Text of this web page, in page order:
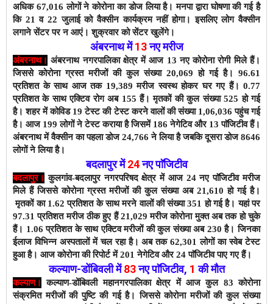
अधिक 67,016 लोगों ने कोरोना का डोज लिया है। मनपा द्वारा घोषणा की गई है
कि 21 व 22 जुलाई को वैक्सीन कार्यक्रम नहीं होगा। इसलिए लोग वैक्सीन
लगाने सेंटर पर न आएं। शुक्रवार को सेंटर खुलेंगे।
अंबरनाथ में13नए मरीज
अंबरनाथ। अंबरनाथ नगरपालिका क्षेत्र में आज 13 नए कोरोना रोगी मिले हैं।
जिससे कोरोना ग्रस्त मरीजों की कुल संख्या 20,069 हो गई है। 96.61
प्रतिशत के साथ आज तक 19,389 मरीज स्वस्थ होकर घर गए हैं। 0.77
प्रतिशत के साथ एक्टिव रोग अब 155 हैं।मृतकों की कुल संख्या 525 हो गई
है। शहर में कोविड 19 टेस्ट की टेस्ट करने वालों की संख्या 1,06,036 पहुंच गई
है। आज 199 लोगों ने टेस्ट कराया है जिसमें 186 नेगेटिव और 13 पाॅजिटीव हैं।
अंबरनाथ में वैक्सीन का पहला डोज 24,766 ने लिया है जबकि दूसरा डोज 8646
लोगों ने लिया है।
बदलापुर में24नए पाॅजिटीव
बदलापुर। कुलगांव-बदलापुर नगरपरिषद क्षेत्र में आज 24 नए पाॅजिटीव मरीज
मिले हैं जिससे कोरोना ग्रस्त मरीजों की कुल संख्या अब 21,610 हो गई है।
मृतकों का 1.62 प्रतिशत के साथ मरने वालों की संख्या 351 हो गई है। यहां पर
97.31 प्रतिशत मरीज ठीक हुए हैं 21,029 मरीज कोरोना मुक्त अब तक हो चुके
हैं। 1.06 प्रतिशत के साथ एक्टिव मरीजों की कुल संख्या अब 230 है। जिनका
ईलाज विभिन्न अस्पतालों में चल रहा है। अब तक 62,301 लोगों का स्वेब टेस्ट
हुआ है। आज कोरोना की रिपोर्ट में 201 नेगेटिव और 24 पाॅजिटीव पाए गए हैं।
कल्याण-डोंबिवलीमें 83नएपाॅजिटीव, 1 की मौत
कल्याण।
कल्याण-डोंबिवली महानगरपालिका क्षेत्र में आज कुल 83 कोरोना
संक्रमित मरीजों की पुष्टि की गई है। जिससे कोरोना मरीजों की कुल संख्या